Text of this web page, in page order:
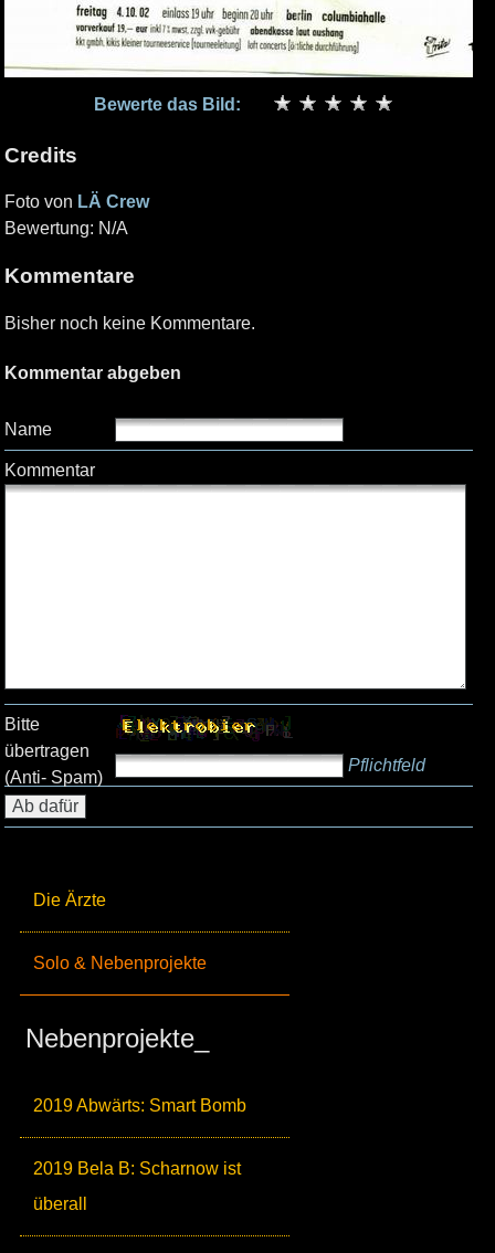
Die Ärzte
Solo & Nebenprojekte
Nebenprojekte_
2019 Abwärts: Smart Bomb
2019 Bela B: Scharnow ist
überall
Bewerte das Bild:
Credits
Foto von LÄ Crew
Bewertung: N/A
Kommentare
Bisher noch keine Kommentare.
Kommentar abgeben
Name
Kommentar
Bitte
übertragen
(Anti- Spam)
Pflichtfeld